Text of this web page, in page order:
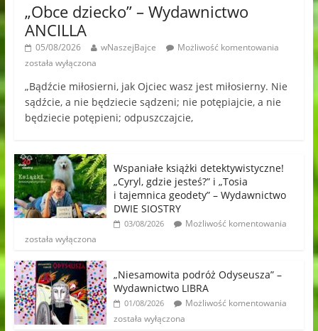
„Obce dziecko” – Wydawnictwo
ANCILLA
05/08/2026 wNaszejBajce
Możliwość komentowania
została wyłączona
„Bądźcie miłosierni, jak Ojciec wasz jest miłosierny. Nie
sądźcie, a nie będziecie sądzeni; nie potępiajcie, a nie
będziecie potępieni; odpuszczajcie,
Wspaniałe książki detektywistyczne!
„Cyryl, gdzie jesteś?” i „Tosia
i tajemnica geodety” – Wydawnictwo
DWIE SIOSTRY
03/08/2026
Możliwość komentowania
została wyłączona
„Niesamowita podróż Odyseusza” –
Wydawnictwo LIBRA
01/08/2026
Możliwość komentowania
została wyłączona